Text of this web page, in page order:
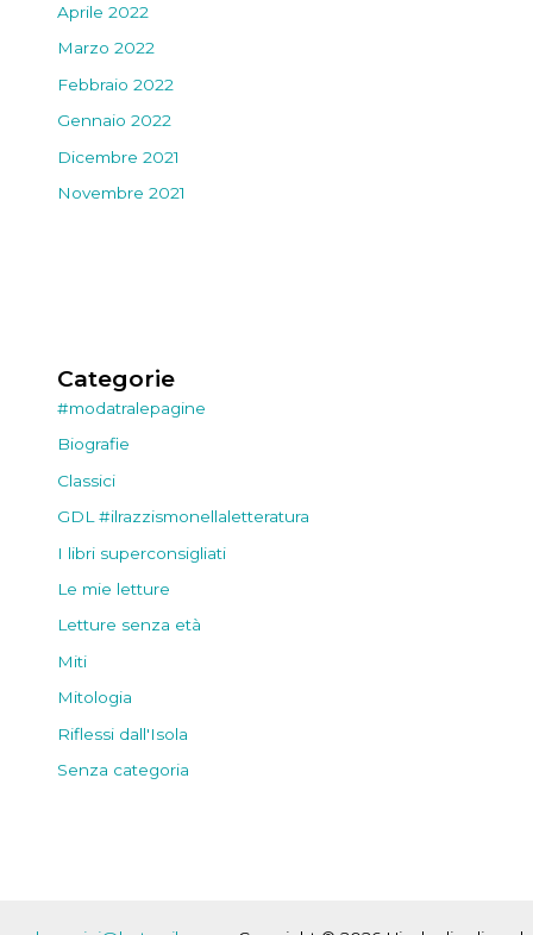
Aprile 2022
Marzo 2022
Febbraio 2022
Gennaio 2022
Dicembre 2021
Novembre 2021
Categorie
#modatralepagine
Biografie
Classici
GDL #ilrazzismonellaletteratura
I libri superconsigliati
Le mie letture
Letture senza età
Miti
Mitologia
Riflessi dall'Isola
Senza categoria